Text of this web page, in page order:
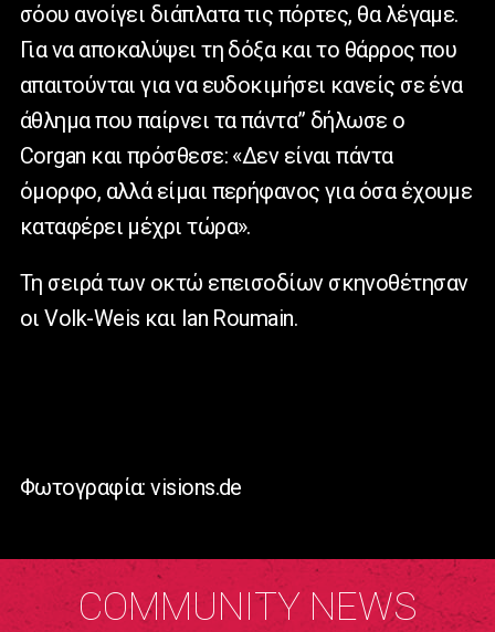
σόου ανοίγει διάπλατα τις πόρτες, θα λέγαμε.
Για να αποκαλύψει τη δόξα και το θάρρος που
απαιτούνται για να ευδοκιμήσει κανείς σε ένα
άθλημα που παίρνει τα πάντα” δήλωσε ο
Corgan και πρόσθεσε: «Δεν είναι πάντα
όμορφο, αλλά είμαι περήφανος για όσα έχουμε
καταφέρει μέχρι τώρα».
Τη σειρά των οκτώ επεισοδίων σκηνοθέτησαν
οι Volk-Weis και Ian Roumain.
Φωτογραφία: visions.de
COMMUNITY NEWS